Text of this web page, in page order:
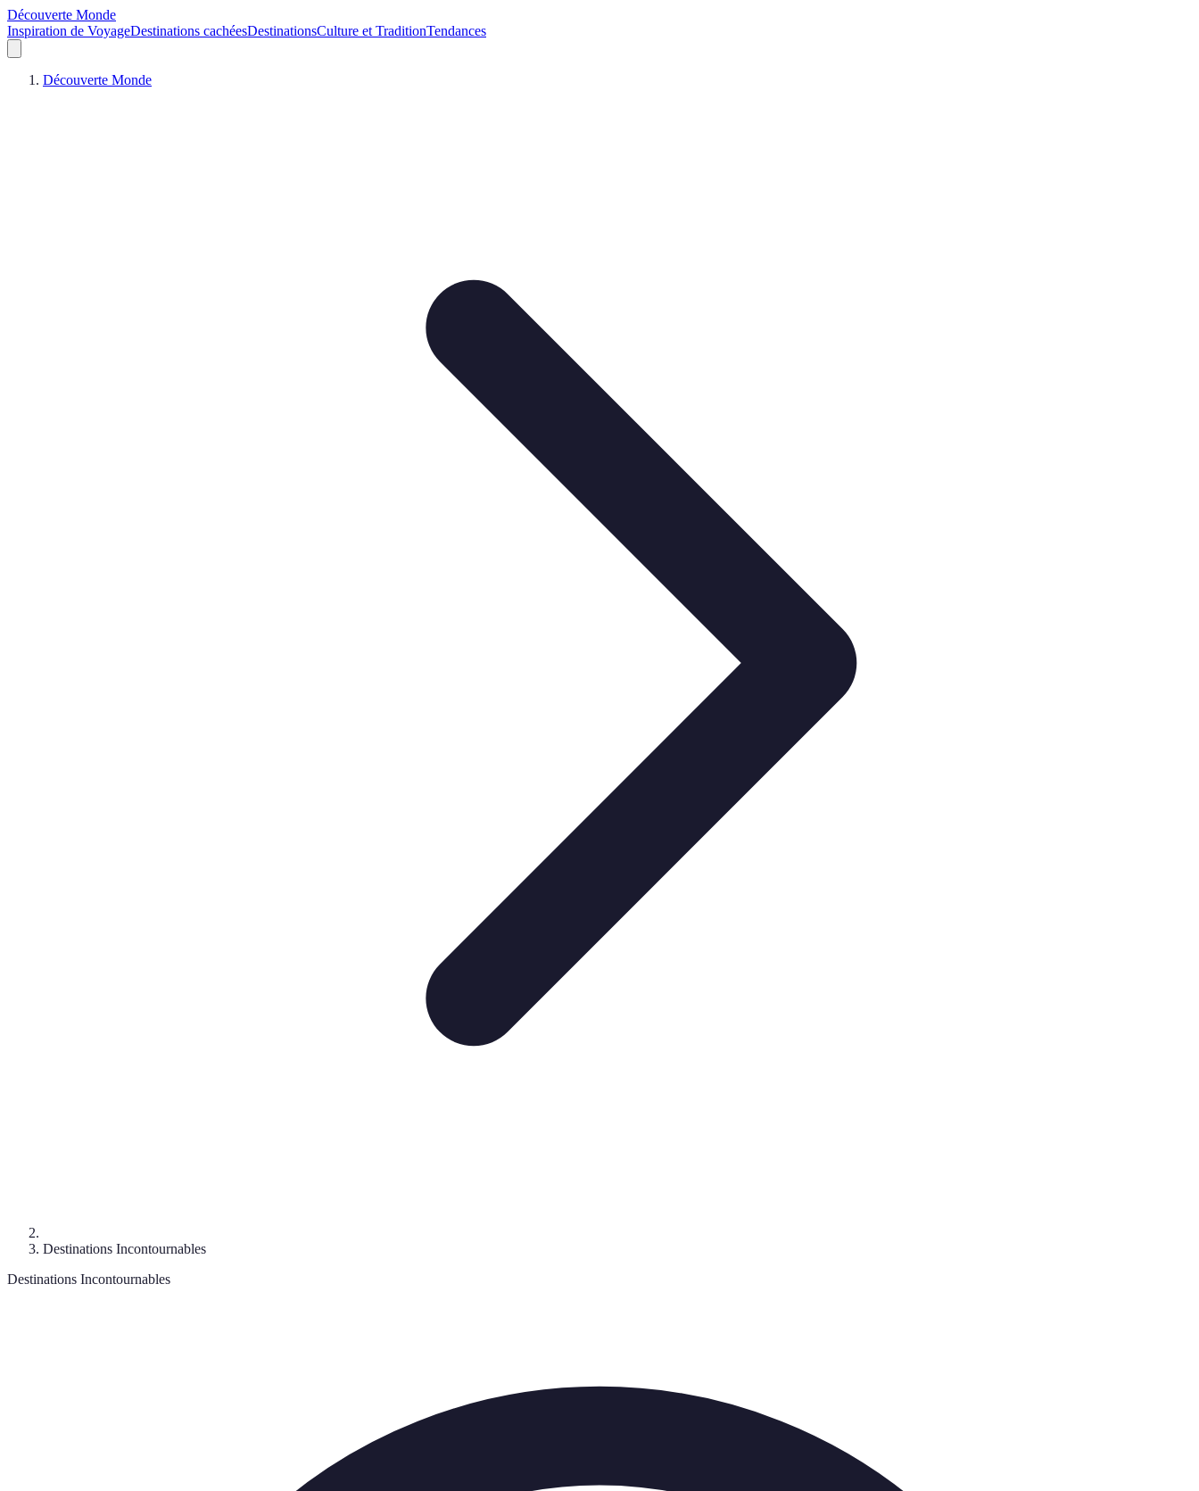
Découverte Monde
Inspiration de VoyageDestinations cachéesDestinationsCulture et TraditionTendances
Découverte Monde
Destinations Incontournables
Destinations Incontournables